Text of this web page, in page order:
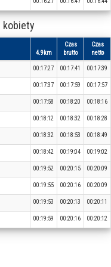
kobiety
4.9km
Czas
brutto
Czas
netto
00:17:27 00:17:41 00:17:39
00:17:37 00:17:59 00:17:57
00:17:58 00:18:20 00:18:16
00:18:12 00:18:32 00:18:28
00:18:32 00:18:53 00:18:49
00:18:42 00:19:04 00:19:02
00:19:52 00:20:15 00:20:09
00:19:55 00:20:16 00:20:09
00:19:53 00:20:13 00:20:11
00:19:59 00:20:16 00:20:12